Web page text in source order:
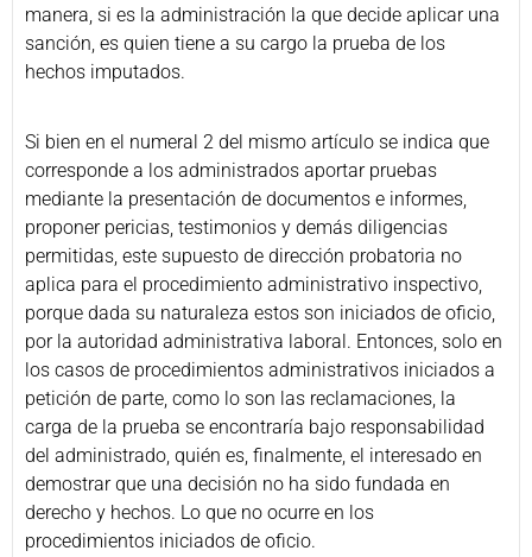
manera, si es la administración la que decide aplicar una
sanción, es quien tiene a su cargo la prueba de los
hechos imputados.
Si bien en el numeral 2 del mismo artículo se indica que
corresponde a los administrados aportar pruebas
mediante la presentación de documentos e informes,
proponer pericias, testimonios y demás diligencias
permitidas, este supuesto de dirección probatoria no
aplica para el procedimiento administrativo inspectivo,
porque dada su naturaleza estos son iniciados de oficio,
por la autoridad administrativa laboral. Entonces, solo en
los casos de procedimientos administrativos iniciados a
petición de parte, como lo son las reclamaciones, la
carga de la prueba se encontraría bajo responsabilidad
del administrado, quién es, finalmente, el interesado en
demostrar que una decisión no ha sido fundada en
derecho y hechos. Lo que no ocurre en los
procedimientos iniciados de oficio.